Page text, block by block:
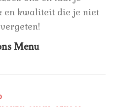
en kwaliteit die je niet
Menu